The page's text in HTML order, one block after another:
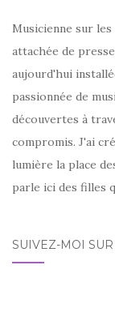
Musicienne sur les
attachée de
aujourd'hui
passionnée de
découvertes à
compromis. J'ai
lumière la place
parle ici des filles
SUIVEZ-MOI